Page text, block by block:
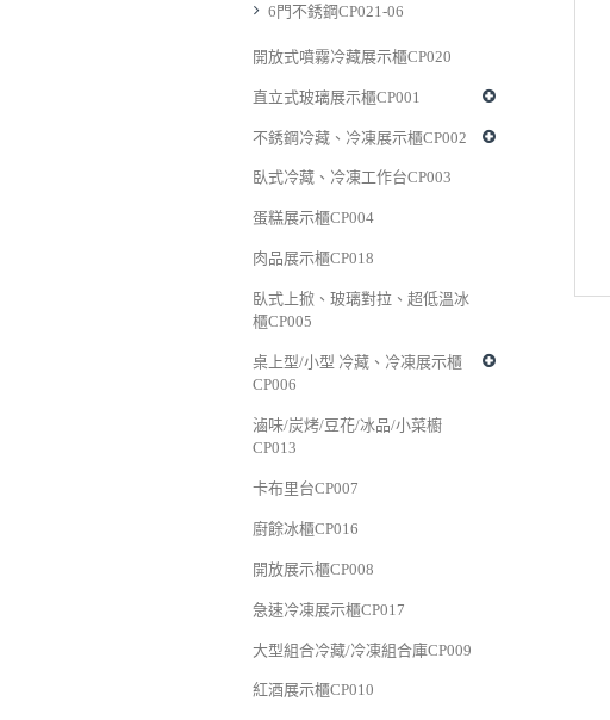
6門不銹鋼CP021-06
開放式噴霧冷藏展示櫃CP020
直立式玻璃展示櫃CP001
不銹鋼冷藏、冷凍展示櫃CP002
臥式冷藏、冷凍工作台CP003
蛋糕展示櫃CP004
肉品展示櫃CP018
臥式上掀、玻璃對拉、超低溫冰
櫃CP005
桌上型/小型 冷藏、冷凍展示櫃
CP006
滷味/炭烤/豆花/冰品/小菜櫥
CP013
卡布里台CP007
廚餘冰櫃CP016
開放展示櫃CP008
急速冷凍展示櫃CP017
大型組合冷藏/冷凍組合庫CP009
紅酒展示櫃CP010